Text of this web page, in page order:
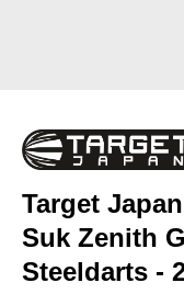
Target
Suk Zenith
Steeldarts -